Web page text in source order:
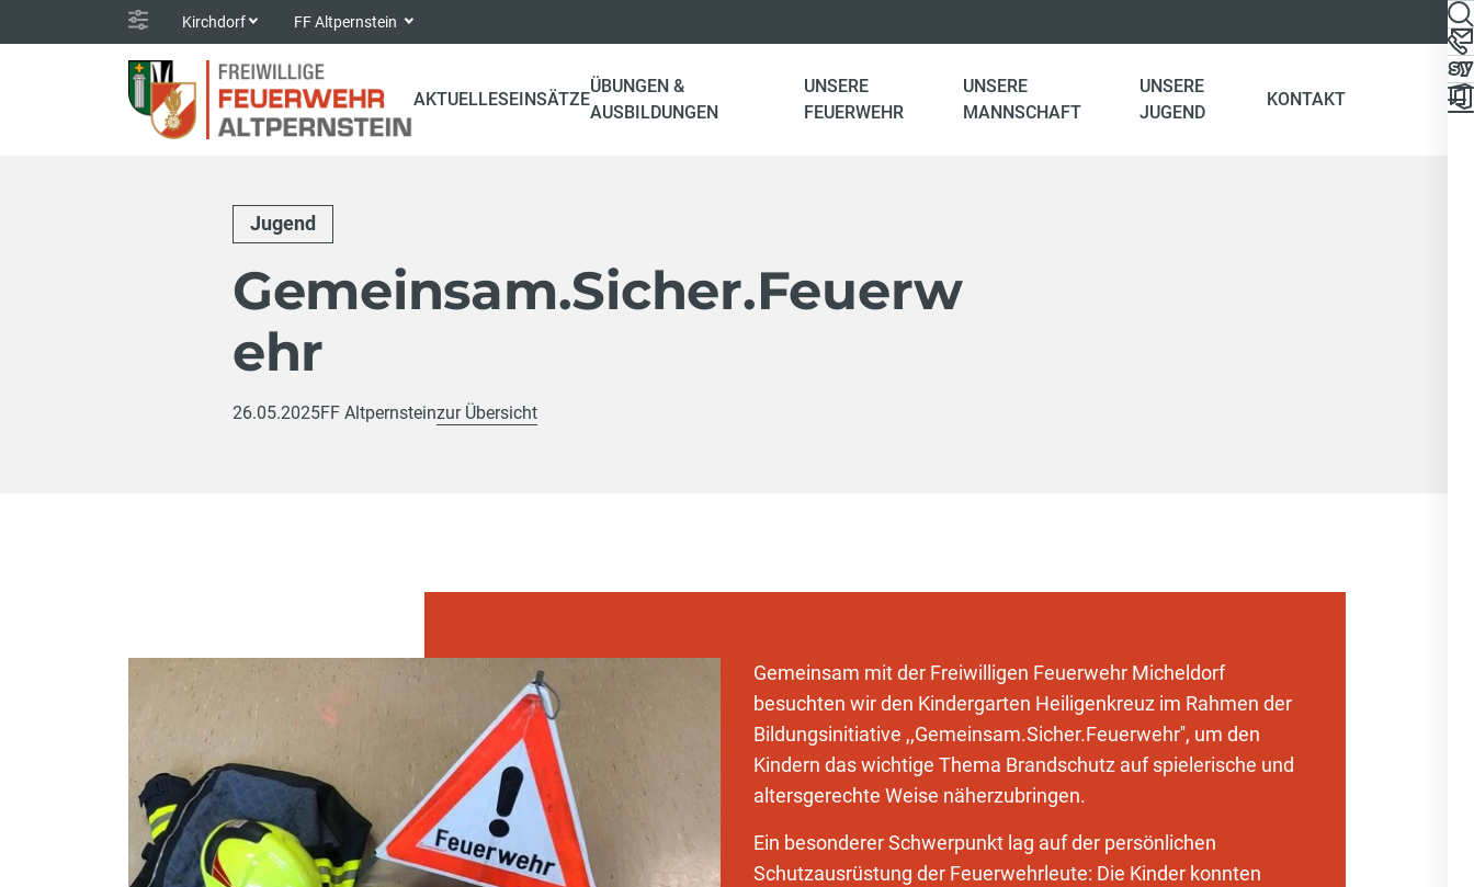
Kirchdorf FF Altpernstein
AKTUELLESEINSÄTZE
ÜBUNGEN &
AUSBILDUNGEN
UNSERE
FEUERWEHR
UNSERE
MANNSCHAFT
UNSERE
JUGEND
KONTAKT
Jugend
Gemeinsam.Sicher.Feuerw
ehr
26.05.2025FF Altpernsteinzur Übersicht
Gemeinsam mit der Freiwilligen Feuerwehr Micheldorf
besuchten wir den Kindergarten Heiligenkreuz im Rahmen der
Bildungsinitiative ,,Gemeinsam.Sicher.Feuerwehr'', um den
Kindern das wichtige Thema Brandschutz auf spielerische und
altersgerechte Weise näherzubringen.
Ein besonderer Schwerpunkt lag auf der persönlichen
Schutzausrüstung der Feuerwehrleute: Die Kinder konnten